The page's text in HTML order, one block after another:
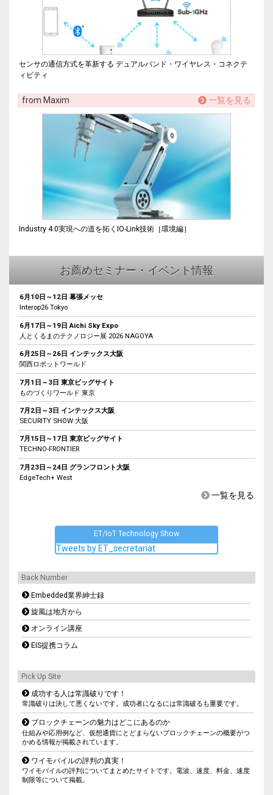
センサの通信方式を革新する デュアルバンド・ワイヤレス・コネクテ
ィビティ
from Maxim 一覧を見る
Industry 4.0実現への道を拓くIO-Link技術［環境編］
お薦めセミナー・イベント情報
6月10日～12日 幕張メッセ
Interop26 Tokyo
6月17日～19日 Aichi Sky Expo
人とくるまのテクノロジー展 2026 NAGOYA
6月25日～26日 インテックス大阪
関西ロボットワールド
7月1日～3日 東京ビッグサイト
ものづくりワールド 東京
7月2日～3日 インテックス大阪
SECURITY SHOW 大阪
7月15日～17日 東京ビッグサイト
TECHNO-FRONTIER
7月23日～24日 グランフロント大阪
EdgeTech+ West
一覧を見る
ET/IoT Technology Show
Tweets by ET_secretariat
Back Number
Embedded業界紳士録
旋風は地方から
オンライン講座
EIS提携コラム
Pick Up Site
成功する人は常識破りです！
常識破りは決して悪くないです。成功者になるには常識破るも重要です。
ブロックチェーンの魅力はどこにあるのか
仕組みや応用例など、仮想通貨にとどまらないブロックチェーンの概要がつ
かめる情報が掲載されています。
ワイモバイルの評判の真実！
ワイモバイルの評判についてまとめたサイトです。電波、速度、料金、速度
制限等について掲載。